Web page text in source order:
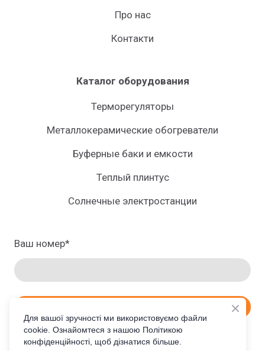
Про нас
Контакти
Каталог оборудования
Терморегуляторы
Металлокерамические обогреватели
Буферные баки и емкости
Теплый плинтус
Солнечные электростанции
Ваш номер*
RU
Для вашої зручності ми використовуємо файли
cookie. Ознайомтеся з нашою Політикою
конфіденційності, щоб дізнатися більше.